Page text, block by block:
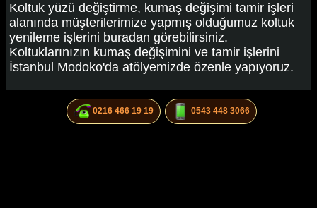
Koltuk yüzü değiştirme, kumaş değişimi tamir işleri
alanında müşterilerimize yapmış olduğumuz koltuk
yenileme işlerini buradan görebilirsiniz.
Koltuklarınızın kumaş değişimini ve tamir işlerini
İstanbul Modoko'da atölyemizde özenle yapıyoruz.
0216 466 19 19 0543 448 3066